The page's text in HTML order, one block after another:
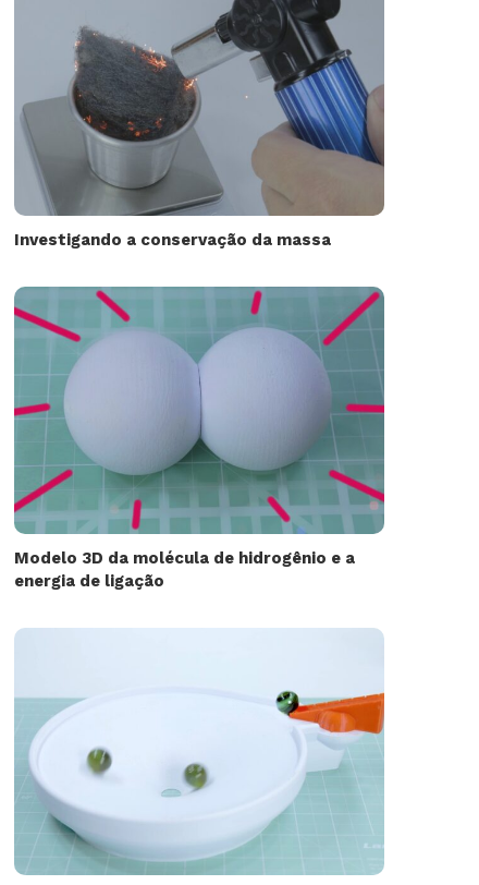
Investigando a conservação da massa
Modelo 3D da molécula de hidrogênio e a
energia de ligação